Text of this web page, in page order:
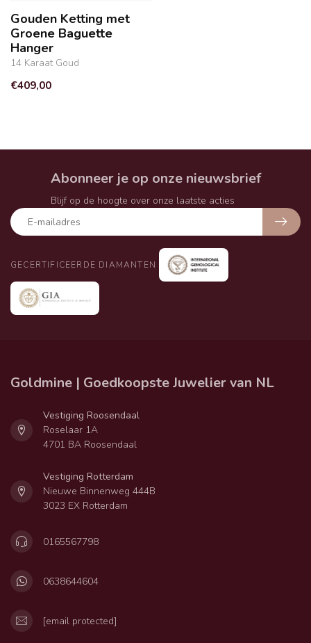
Gouden Ketting met
Groene Baguette
Hanger
14 Karaat Goud
€409,00
Abonneer je op onze nieuwsbrief
Blijf op de hoogte over onze laatste acties
GECERTIFICEERDE DIAMANTEN
Goldmine | Goedkoopste Juwelier van NL
Vestiging Roosendaal
Roselaar 1A
4701 BA Roosendaal
Vestiging Rotterdam
Nieuwe Binnenweg 444B
3023 EX Rotterdam
0165567798
0638644604
[email protected]